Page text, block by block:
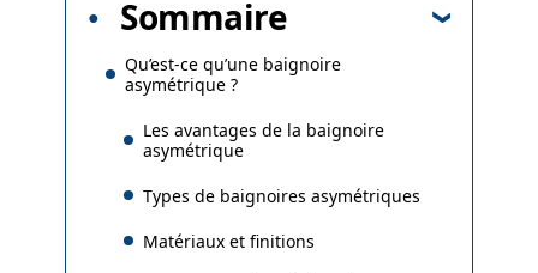
Sommaire
Qu’est-ce qu’une baignoire
asymétrique ?
Les avantages de la baignoire
asymétrique
Types de baignoires asymétriques
Matériaux et finitions